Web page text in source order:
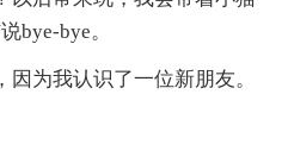
bye-bye。
为我认识了一位新朋友。